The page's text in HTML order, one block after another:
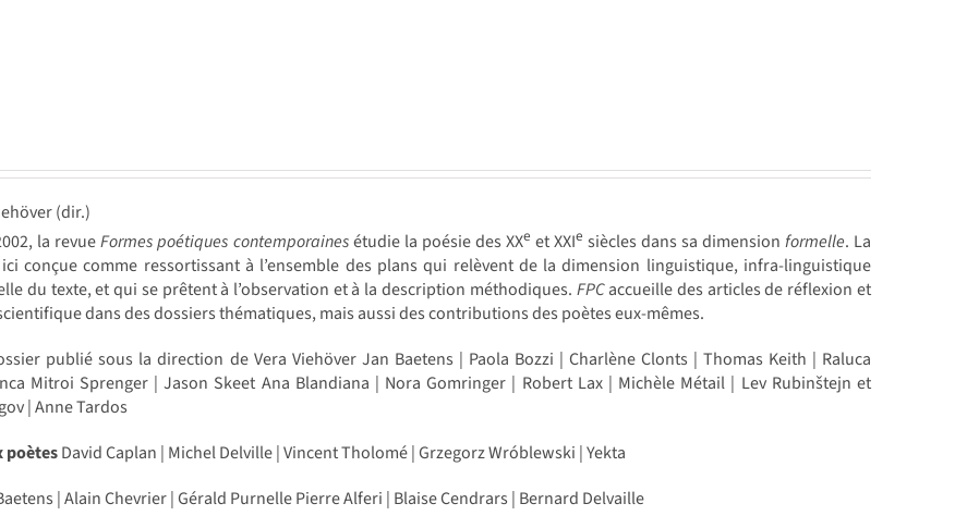
(dir.)
la revueFormes poétiques contemporainesétudie la poésie des XXe et XXIe siècles dans sa dimension formelle. La
conçue comme ressortissant à l’ensemble des plans qui relèvent de la dimension linguistique, infra-linguistique
du texte, et qui se prêtent à l’observation et à la description méthodiques. FPCaccueille des articles de réflexion et
dans des dossiers thématiques, mais aussi des contributions des poètes eux-mêmes.
publié sous la direction de Vera Viehöver Jan Baetens | Paola Bozzi | Charlène Clonts | Thomas Keith | Raluca
Mitroi Sprenger | Jason Skeet Ana Blandiana | Nora Gomringer | Robert Lax | Michèle Métail | Lev Rubinštejn et
| Anne Tardos
poètesDavid Caplan | Michel Delville | Vincent Tholomé | Grzegorz Wróblewski | Yekta
| Alain Chevrier | Gérald Purnelle Pierre Alferi | Blaise Cendrars | Bernard Delvaille